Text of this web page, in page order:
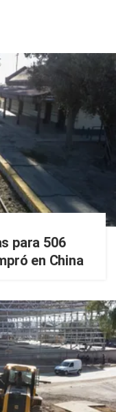
para 506
en China